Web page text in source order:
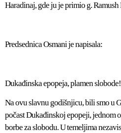
Haradinaj, gde ju je primio g. Ramush
Predsednica Osmani je napisala:
Dukađinska epopeja, plamen slobode!
Na ovu slavnu godišnjicu, bili smo u
počast Dukađinskoj epopeji, jednom
borbe za slobodu. U temeljima